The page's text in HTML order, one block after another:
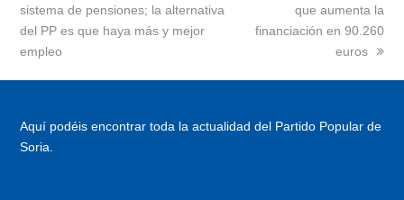
sistema de pensiones; la alternativa
del PP es que haya más y mejor
empleo
que aumenta la
financiación en 90.260
euros
Aquí podéis encontrar toda la actualidad del Partido Popular de
Soria.